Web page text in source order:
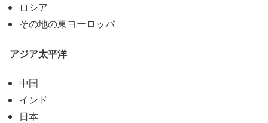
ロシア
その地の東ヨーロッパ
アジア太平洋
中国
インド
日本